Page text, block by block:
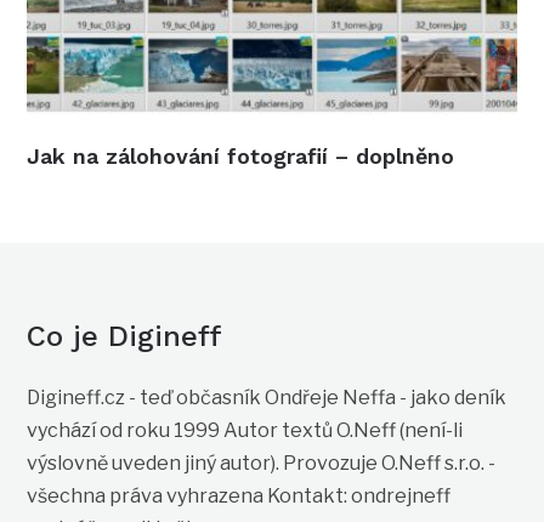
Jak na zálohování fotografií – doplněno
Co je Digineff
Digineff.cz - teď občasník Ondřeje Neffa - jako deník
vychází od roku 1999 Autor textů O.Neff (není-li
výslovně uveden jiný autor). Provozuje O.Neff s.r.o. -
všechna práva vyhrazena Kontakt: ondrejneff